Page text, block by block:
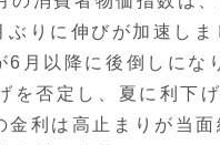
りに伸びが加速しま
月以降に後倒しにな
否定し、夏に利下
利は高止まりが当